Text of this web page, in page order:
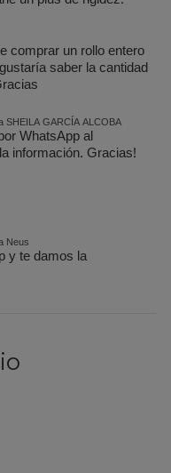
comprar un rollo entero
saber la cantidad
Laura Martín Puga en respuesta a SHEILA GARCÍA ALCOBA
WhatsApp al
información. Gracias!
a Neus
y te damos la